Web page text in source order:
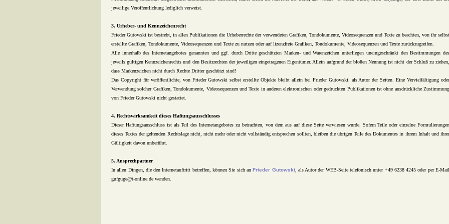
jeweilige Veröffentlichung lediglich verweist.
3. Urheber- und Kennzeichenrecht
Frieder Gutowski ist bestrebt, in allen Publikationen die Urheberrechte der verwendeten Grafiken, Tondokumente, Videosequenzen und Texte zu beachten, von ihr selbst
erstellte Grafiken, Tondokumente, Videosequenzen und Texte zu nutzen oder auf lizenzfreie Grafiken, Tondokumente, Videosequenzen und Texte zurückzugreifen.
Alle innerhalb des Internetangebotes genannten und ggf. durch Dritte geschützten Marken- und Warenzeichen unterliegen uneingeschränkt den Bestimmungen des
jeweils gültigen Kennzeichenrechts und den Besitzrechten der jeweiligen eingetragenen Eigentümer. Allein aufgrund der bloßen Nennung ist nicht der Schluß zu ziehen,
dass Markenzeichen nicht durch Rechte Dritter geschützt sind!
Das Copyright für veröffentlichte, von Frieder Gutowski selbst erstellte Objekte bleibt allein bei Frieder Gutowski. als Autor der Seiten. Eine Vervielfältigung oder
Verwendung solcher Grafiken, Tondokumente, Videosequenzen und Texte in anderen elektronischen oder gedruckten Publikationen ist ohne ausdrückliche Zustimmung
von Frieder Gutowski nicht gestattet.
4. Rechtswirksamkeit dieses Haftungsausschlusses
Dieser Haftungsausschluss ist als Teil des Internetangebotes zu betrachten, von dem aus auf diese Seite verwiesen wurde. Sofern Teile oder einzelne Formulierungen
dieses Textes der geltenden Rechtslage nicht, nicht mehr oder nicht vollständig entsprechen sollten, bleiben die übrigen Teile des Dokumentes in ihrem Inhalt und ihrer
Gültigkeit davon unberührt.
5. Ansprechpartner
In allen Dingen, die den Internetauftritt betreffen, können Sie sich anFrieder Gutowski , als Autor der WEB-Seite telefonisch unter +49 6238 4245 oder per E-Mail
gufguge@t-online.de wenden.